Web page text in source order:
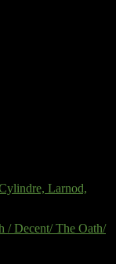
Larnod,
/ Decent/ The Oath/